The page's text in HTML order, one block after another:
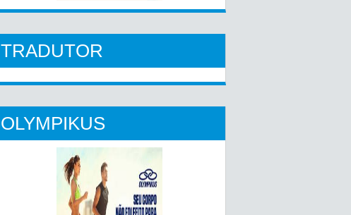
TRADUTOR
OLYMPIKUS